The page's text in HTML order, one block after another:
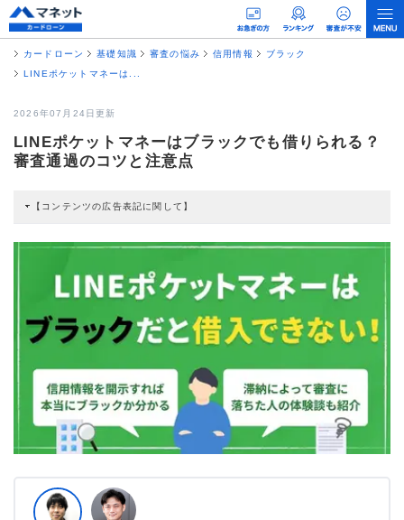
カードローン 基礎知識 審査の悩み 信用情報
ブラック
LINEポケットマネーは...
2026年07月24日更新
LINEポケットマネーはブラックでも借りられる？
審査通過のコツと注意点
【コンテンツの広告表記に関して】
すると弊社に対して企業から紹介報酬が支払われるという収益モデルです。 た
への口コミ収集などに基づき、公平性を担保した情報提供を行っています。
>提携企業一覧